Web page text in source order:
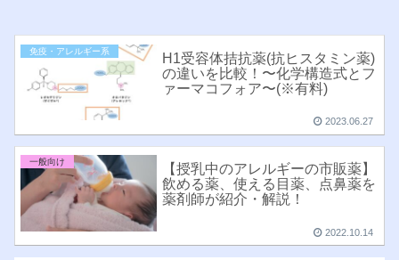
免疫・アレルギー系
H1受容体拮抗薬(抗ヒスタミン薬)
の違いを比較！〜化学構造式とフ
ァーマコフォア〜(※有料)
2023.06.27
一般向け
【授乳中のアレルギーの市販薬】
飲める薬、使える目薬、点鼻薬を
薬剤師が紹介・解説！
2022.10.14